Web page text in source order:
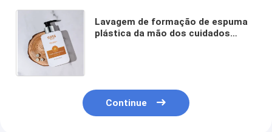
Lavagem de formação de espuma
plástica da mão dos cuidados
Continue